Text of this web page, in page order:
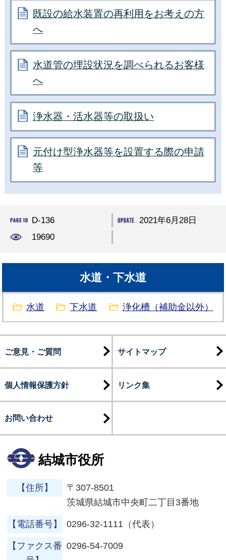
既設の給水装置の再利用をお考えの方
へ
水道管の埋設状況を調べられるお客様
へ
浄水器・活水器等の取扱い
元付け型浄水器等を設置する際の申請
等
D-136
2021年6月28日
19690
水道・下水道
水道 下水道 浄化槽（補助金以外）
ご意見・ご質問 サイトマップ
個人情報保護方針 リンク集
お問い合わせ
結城市役所
【住所】
〒307-8501
茨城県結城市中央町二丁目3番地
【電話番号】 0296-32-1111（代表）
【ファクス番 0296-54-7009